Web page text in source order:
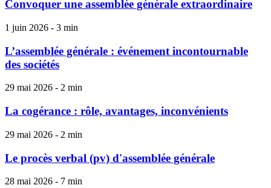
Convoquer une assemblée générale extraordinaire
1 juin 2026 - 3 min
L’assemblée générale : événement incontournable
des sociétés
29 mai 2026 - 2 min
La cogérance : rôle, avantages, inconvénients
29 mai 2026 - 2 min
Le procès verbal (pv) d'assemblée générale
28 mai 2026 - 7 min